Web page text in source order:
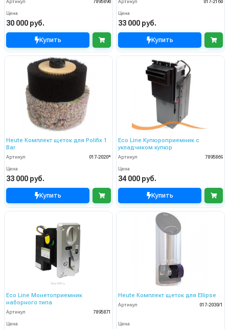
Артикул 7895890
Цена
30 000 руб.
Купить
Артикул 017-2160
Цена
33 000 руб.
Купить
Heute Комплект щеток для Polifix 1
Bar
Артикул 017-2020*
Цена
33 000 руб.
Купить
Eco Line Купюроприемник с
укладчиком купюр
Артикул 7895869
Цена
34 000 руб.
Купить
Eco Line Монетоприемник
наборного типа
Артикул 7895871
Цена
Heute Комплект щеток для Ellipse
Артикул 017-2030/1
Цена